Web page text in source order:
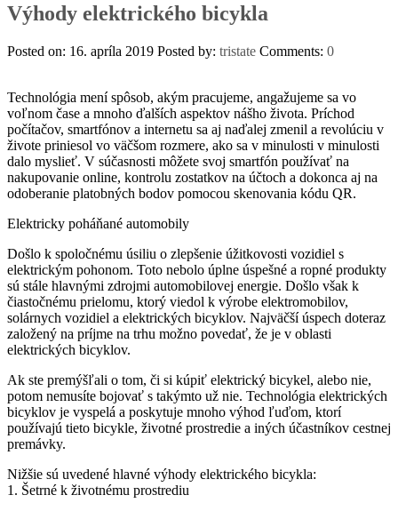
Výhody elektrického bicykla
Posted on: 16. apríla 2019 Posted by: tristate Comments: 0
Technológia mení spôsob, akým pracujeme, angažujeme sa vo
voľnom čase a mnoho ďalších aspektov nášho života. Príchod
počítačov, smartfónov a internetu sa aj naďalej zmenil a revolúciu v
živote priniesol vo väčšom rozmere, ako sa v minulosti v minulosti
dalo myslieť. V súčasnosti môžete svoj smartfón používať na
nakupovanie online, kontrolu zostatkov na účtoch a dokonca aj na
odoberanie platobných bodov pomocou skenovania kódu QR.
Elektricky poháňané automobily
Došlo k spoločnému úsiliu o zlepšenie úžitkovosti vozidiel s
elektrickým pohonom. Toto nebolo úplne úspešné a ropné produkty
sú stále hlavnými zdrojmi automobilovej energie. Došlo však k
čiastočnému prielomu, ktorý viedol k výrobe elektromobilov,
solárnych vozidiel a elektrických bicyklov. Najväčší úspech doteraz
založený na príjme na trhu možno povedať, že je v oblasti
elektrických bicyklov.
Ak ste premýšľali o tom, či si kúpiť elektrický bicykel, alebo nie,
potom nemusíte bojovať s takýmto už nie. Technológia elektrických
bicyklov je vyspelá a poskytuje mnoho výhod ľuďom, ktorí
používajú tieto bicykle, životné prostredie a iných účastníkov cestnej
premávky.
Nižšie sú uvedené hlavné výhody elektrického bicykla:
1. Šetrné k životnému prostrediu